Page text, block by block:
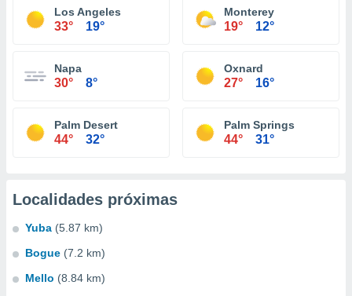
Los Angeles
33° 19°
Monterey
19° 12°
Napa
30° 8°
Oxnard
27° 16°
Palm Desert
44° 32°
Palm Springs
44° 31°
Localidades próximas
Yuba (5.87 km)
Bogue (7.2 km)
Mello (8.84 km)